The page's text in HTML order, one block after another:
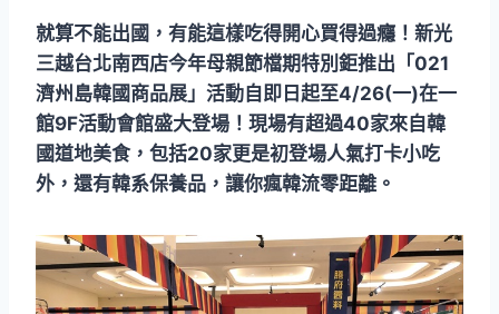
就算不能出國，有能這樣吃得開心買得過癮！新光
三越台北南西店今年母親節檔期特別鉅推出「021
濟州島韓國商品展」活動自即日起至4/26(一)在一
館9F活動會館盛大登場！現場有超過40家來自韓
國道地美食，包括20家更是初登場人氣打卡小吃
外，還有韓系保養品，讓你瘋韓流零距離。